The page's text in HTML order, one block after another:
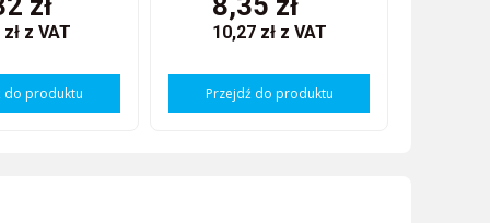
z VAT
do produktu
10,27 zł z VAT
Przejdź do produktu